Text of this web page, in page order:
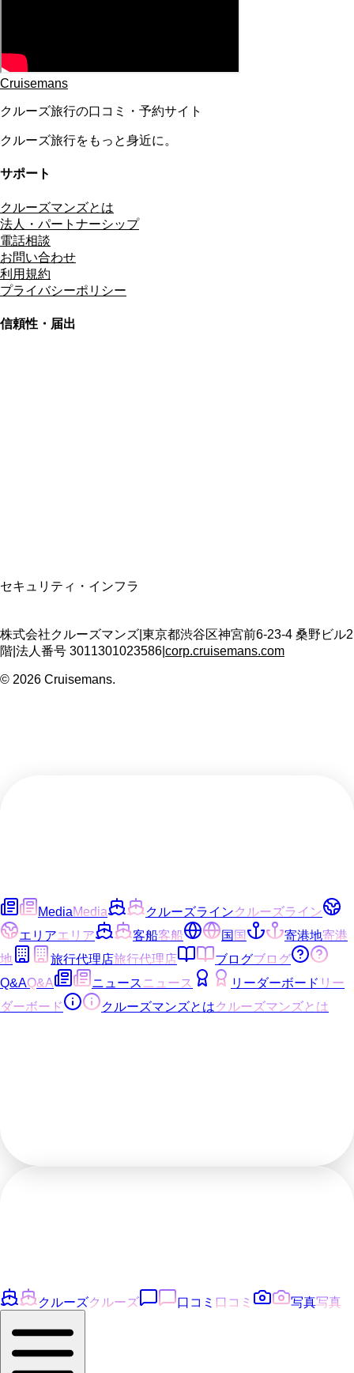
Cruisemans
クルーズ旅行の口コミ・予約サイト
クルーズ旅行をもっと身近に。
サポート
クルーズマンズとは
法人・パートナーシップ
電話相談
お問い合わせ
利用規約
プライバシーポリシー
信頼性・届出
セキュリティ・インフラ
株式会社クルーズマンズ 東京都渋谷区神宮前6-23-4 桑野ビル2
階 法人番号 3011301023586 corp.cruisemans.com
© 2026 Cruisemans.
MediaMedia クルーズラインクルーズライン
エリアエリア 客船客船 国国 寄港地寄港
地
旅行代理店旅行代理店 ブログブログ
Q&AQ&A ニュース ニュース リーダーボード リー
ダーボード
クルーズマンズとはクルーズマンズとは
クルーズクルーズ 口コミ 口コミ 写真写真